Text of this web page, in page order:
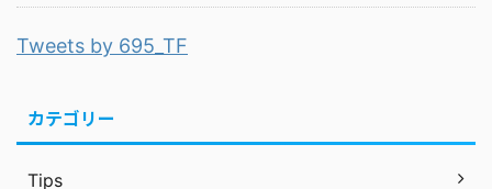
Tweets by 695_TF
カテゴリー
Tips